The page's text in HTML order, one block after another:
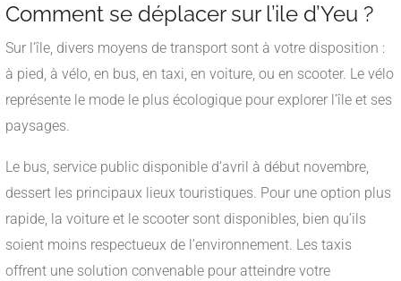
Comment se déplacer sur l’ile d’Yeu ?
Sur l’île, divers moyens de transport sont à votre disposition :
à pied, à vélo, en bus, en taxi, en voiture, ou en scooter. Le vélo
représente le mode le plus écologique pour explorer l’île et ses
paysages.
Le bus, service public disponible d’avril à début novembre,
dessert les principaux lieux touristiques. Pour une option plus
rapide, la voiture et le scooter sont disponibles, bien qu’ils
soient moins respectueux de l’environnement. Les taxis
offrent une solution convenable pour atteindre votre